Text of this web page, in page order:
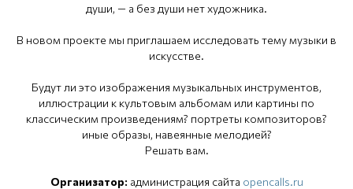
души, — а без души нет художника.
В новом проекте мы приглашаем исследовать тему музыки в
искусстве.
Будут ли это изображения музыкальных инструментов,
иллюстрации к культовым альбомам или картины по
классическим произведениям? портреты композиторов?
иные образы, навеянные мелодией?
Решать вам.
Организатор: администрация сайта opencalls.ru